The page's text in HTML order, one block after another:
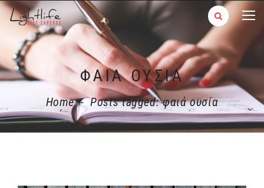
ΦΑΙΆ ΟΥΣΊΑ
Home - Posts tagged: φαιά ουσία